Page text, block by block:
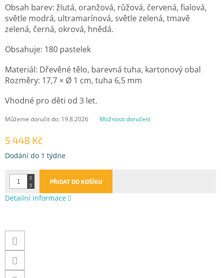
5 448 Kč
Měrná
Dodání do 1 týdne
Můžeme doručit do: 19.8.2026 Možnosti doručení
PŘIDAT DO KOŠÍKU
Obsah barev: žlutá, oranžová, růžová, červená, fialová,
světle modrá, ultramarínová, světle zelená, tmavě
zelená, černá, okrová, hnědá.
Obsahuje: 180 pastelek
Materiál: Dřevěné tělo, barevná tuha, kartonový obal
Rozměry: 17,7 × Ø 1 cm, tuha 6,5 mm
Vhodné pro děti od 3 let.
Detailní informace